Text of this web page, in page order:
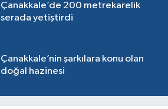
Çanakkale’de 200 metrekarelik
serada yetiştirdi
Çanakkale’nin şarkılara konu olan
doğal hazinesi